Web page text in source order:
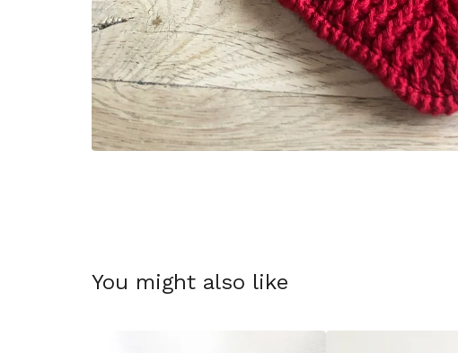
You might also like